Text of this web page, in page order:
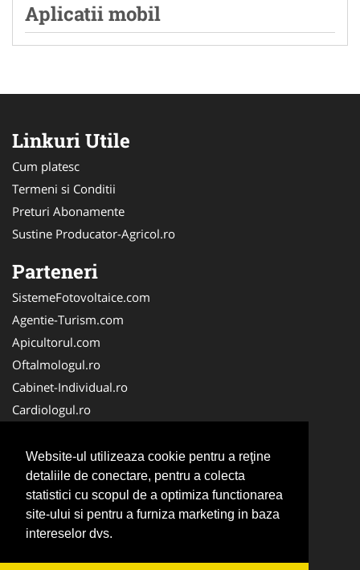
Website-ul utilizeaza cookie pentru a reţine
detaliile de conectare, pentru a colecta
statistici cu scopul de a optimiza functionarea
site-ului si pentru a furniza marketing in baza
intereselor dvs.
Aplicatii mobil
Linkuri Utile
Cum platesc
Termeni si Conditii
Preturi Abonamente
Sustine Producator-Agricol.ro
Parteneri
SistemeFotovoltaice.com
Agentie-Turism.com
Apicultorul.com
Oftalmologul.ro
Cabinet-Individual.ro
Cardiologul.ro
CramaVinuri.ro
Centru-Copiere.ro
CentruInchirieri.ro
Medic-Bun.com